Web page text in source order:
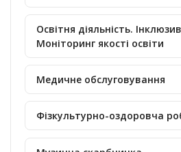
Освітня діяльність.
Моніторинг якості освіти
Медичне обслуговування
Фізкультурно-оздоровча